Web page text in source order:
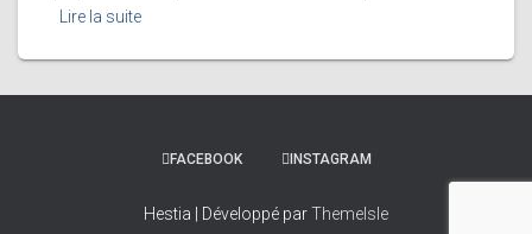
Lire la suite
FACEBOOK INSTAGRAM
Hestia | Développé parThemeIsle